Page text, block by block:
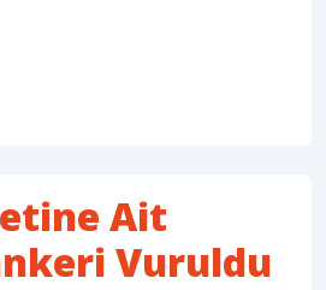
Ait
Vuruldu